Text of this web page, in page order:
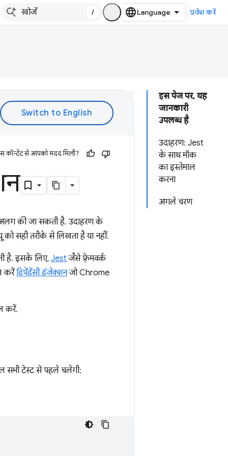
/ प्रवेश करें
इस पेज पर, यह
जानकारी
उपलब्ध है
उदाहरण: Jest
के साथ मॉक
का इस्तेमाल
करना
अगले चरण
कॉन्टेंट से आपको मदद मिली?
की जा सकती है. उदाहरण के
सही तरीके से लिखता है या नहीं.
है. इसके लिए, Jestजैसे फ़्रेमवर्क
करेंडिपेंडेंसी इंजेक्शनजो Chrome
करें.
सभी टेस्ट से पहले चलेगी: